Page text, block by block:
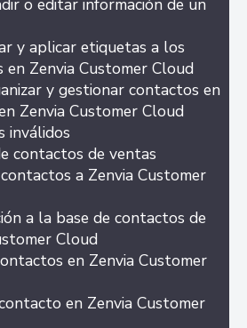
o editar información de un
y aplicar etiquetas a los
en Zenvia Customer Cloud
y gestionar contactos en
Zenvia Customer Cloud
inválidos
contactos de ventas
a Zenvia Customer
a la base de contactos de
Cloud
en Zenvia Customer
en Zenvia Customer